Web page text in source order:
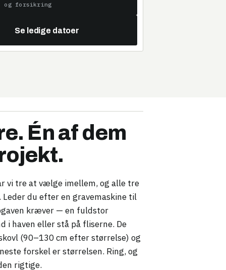
og forsikring
Se ledige datoer
Én af dem
vi tre at vælge imellem, og alle tre
du efter en gravemaskine til
kræver — en fuldstor
i haven eller stå på fliserne. De
(90–130 cm efter størrelse) og
forskel er størrelsen. Ring, og
rigtige.